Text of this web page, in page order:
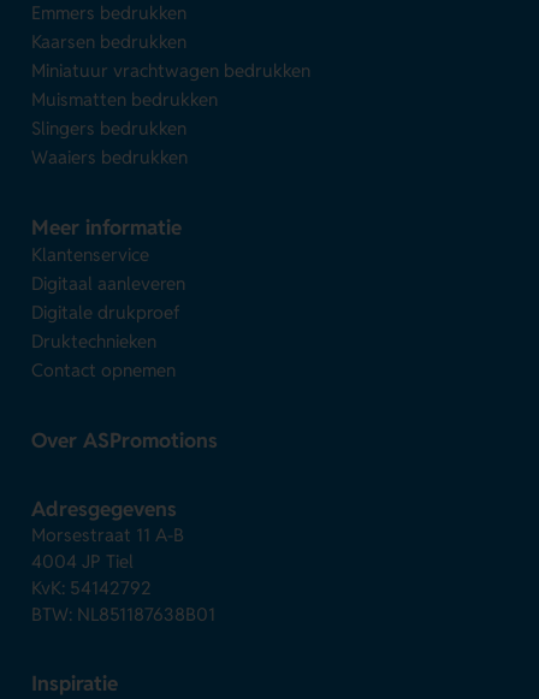
Emmers bedrukken
Kaarsen bedrukken
Miniatuur vrachtwagen bedrukken
Muismatten bedrukken
Slingers bedrukken
Waaiers bedrukken
Meer informatie
Klantenservice
Digitaal aanleveren
Digitale drukproef
Druktechnieken
Contact opnemen
Over ASPromotions
Adresgegevens
Morsestraat 11 A-B
4004 JP Tiel
KvK: 54142792
BTW: NL851187638B01
Inspiratie